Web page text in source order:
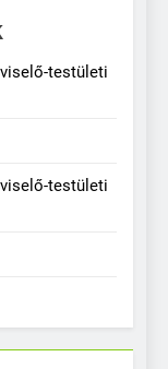
testületi
testületi